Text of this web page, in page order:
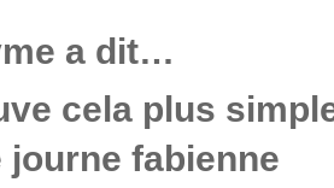
a dit…
cela plus
journe fabienne